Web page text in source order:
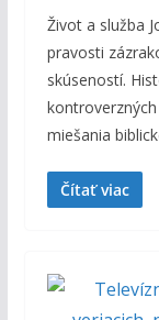
Život a služba
pravosti
skúseností.
miešania
Čítať viac